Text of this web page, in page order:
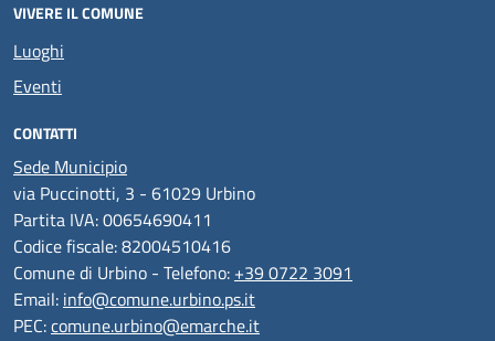
VIVERE IL COMUNE
Luoghi
Eventi
CONTATTI
Sede Municipio
via Puccinotti, 3 - 61029 Urbino
Partita IVA: 00654690411
Codice fiscale: 82004510416
Comune di Urbino - Telefono: +39 0722 3091
Email: info@comune.urbino.ps.it
PEC:comune.urbino@emarche.it